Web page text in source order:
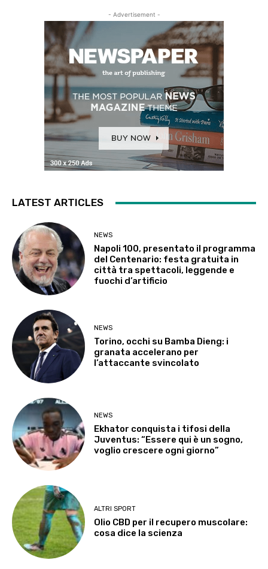
- Advertisement -
LATEST ARTICLES
NEWS
Napoli 100, presentato il programma
del Centenario: festa gratuita in
città tra spettacoli, leggende e
fuochi d’artificio
NEWS
Torino, occhi su Bamba Dieng: i
granata accelerano per
l’attaccante svincolato
NEWS
Ekhator conquista i tifosi della
Juventus: “Essere qui è un sogno,
voglio crescere ogni giorno”
ALTRI SPORT
Olio CBD per il recupero muscolare:
cosa dice la scienza